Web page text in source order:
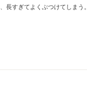
長すぎてよくぶつけてしまう。